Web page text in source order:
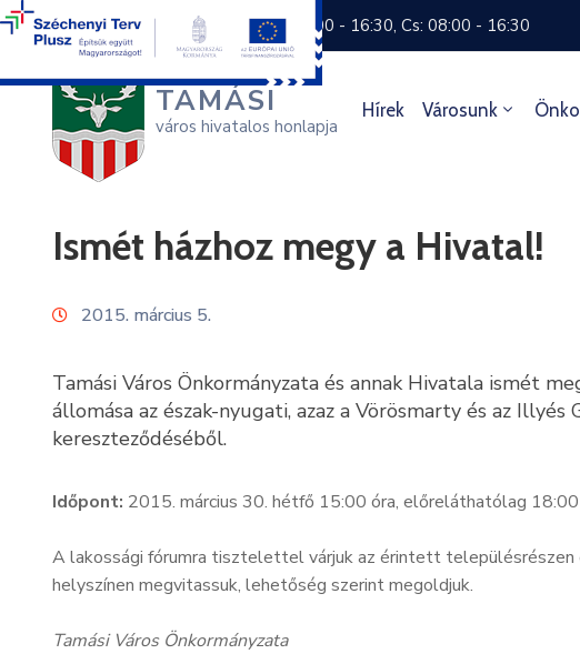
+36 74 570 800 H: 8:00 - 16:30, Cs: 08:00 - 16:30
TAMÁSI
város hivatalos honlapja
Hírek Városunk
Ismét házhoz megy a Hivatal!
2015. március 5.
Tamási Város Önkormányzata és annak Hivatala ismét
állomása az észak-nyugati, azaz a Vörösmarty és az
kereszteződéséből.
Időpont: 2015. március 30. hétfő 15:00 óra, előreláthatólag 18:00
A lakossági fórumra tisztelettel várjuk az érintett
helyszínen megvitassuk, lehetőség szerint megoldjuk.
Tamási Város Önkormányzata